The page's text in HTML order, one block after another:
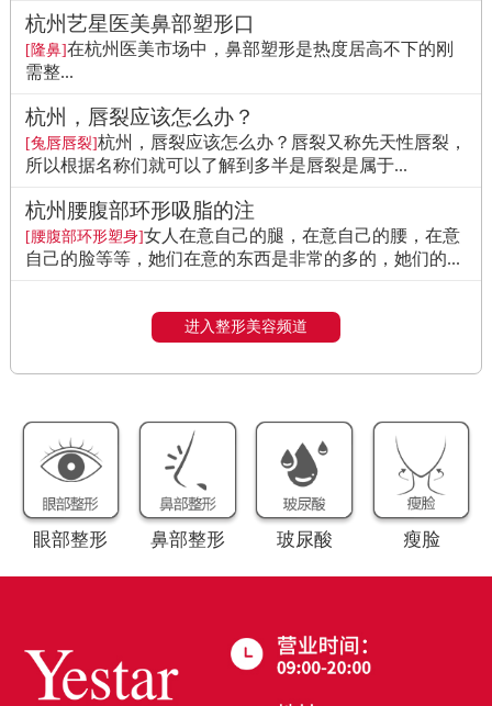
杭州艺星医美鼻部塑形口
[隆鼻]在杭州医美市场中，鼻部塑形是热度居高不下的刚
需整...
杭州，唇裂应该怎么办？
[兔唇唇裂]杭州，唇裂应该怎么办？唇裂又称先天性唇裂，
所以根据名称们就可以了解到多半是唇裂是属于...
杭州腰腹部环形吸脂的注
[腰腹部环形塑身]女人在意自己的腿，在意自己的腰，在意
自己的脸等等，她们在意的东西是非常的多的，她们的...
进入整形美容频道
眼部整形 鼻部整形 玻尿酸 瘦脸